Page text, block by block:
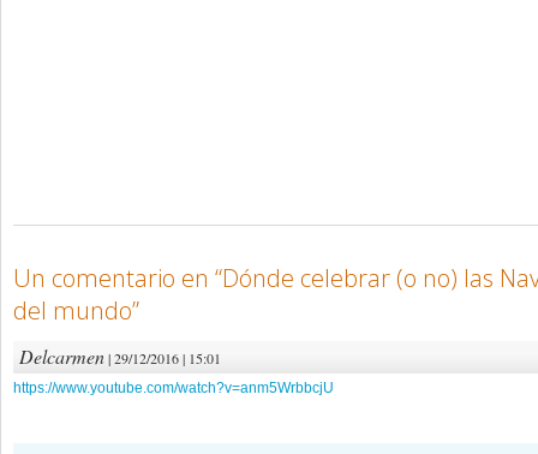
Un comentario en “Dónde celebrar (o no) las
del mundo”
Delcarmen| 29/12/2016 | 15:01
https://www.youtube.com/watch?v=anm5WrbbcjU